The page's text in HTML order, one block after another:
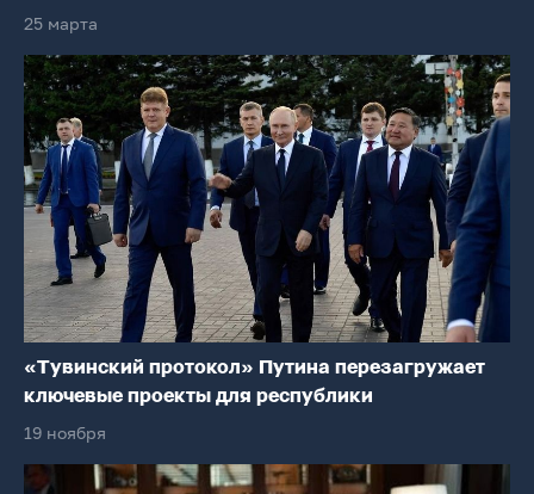
25 марта
«Тувинский протокол» Путина перезагружает
ключевые проекты для республики
19 ноября